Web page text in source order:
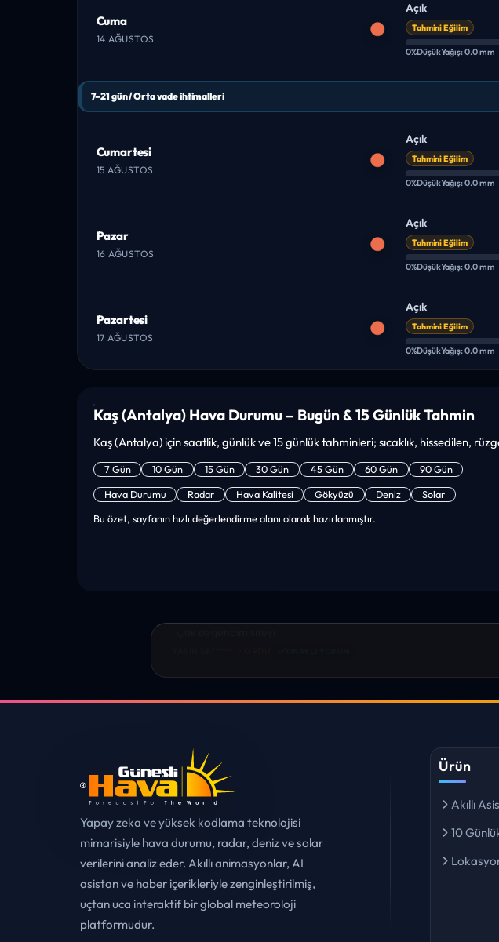
Cuma
14 AĞUSTOS
Açık
Tahmini Eğilim
0%DüşükYağış: 0.0 mm
7–21 gün / Orta vade ihtimalleri
Cumartesi
15 AĞUSTOS
Açık
Tahmini Eğilim
0%DüşükYağış: 0.0 mm
Pazar
16 AĞUSTOS
Açık
Tahmini Eğilim
0%DüşükYağış: 0.0 mm
Pazartesi
17 AĞUSTOS
Açık
Tahmini Eğilim
0%DüşükYağış: 0.0 mm
Kaş (Antalya) Hava Durumu – Bugün & 15 Günlük Tahmin
Kaş (Antalya) için saatlik, günlük ve 15 günlük tahminleri; sıcaklık, hissedilen,
7 Gün 10 Gün 15 Gün 30 Gün 45 Gün 60 Gün
90 Gün
Hava Durumu
Radar Hava Kalitesi Gökyüzü Deniz
Solar
Bu özet, sayfanın hızlı değerlendirme alanı olarak hazırlanmıştır.
Ürün